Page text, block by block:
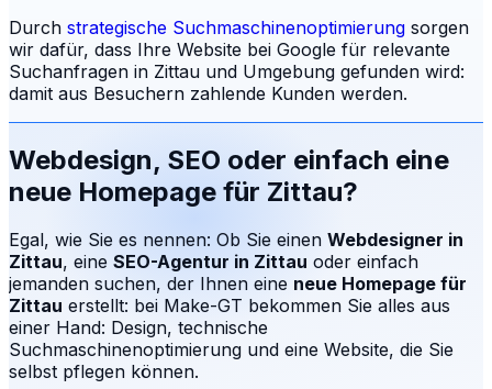
Durch strategische Suchmaschinenoptimierung sorgen
wir dafür, dass Ihre Website bei Google für relevante
Suchanfragen in Zittau und Umgebung gefunden wird:
damit aus Besuchern zahlende Kunden werden.
Webdesign, SEO oder einfach eine
neue Homepage für Zittau?
Egal, wie Sie es nennen: Ob Sie einen Webdesigner in
Zittau, eine SEO-Agentur in Zittau oder einfach
jemanden suchen, der Ihnen eine neue Homepage für
Zittau erstellt: bei Make-GT bekommen Sie alles aus
einer Hand: Design, technische
Suchmaschinenoptimierung und eine Website, die Sie
selbst pflegen können.